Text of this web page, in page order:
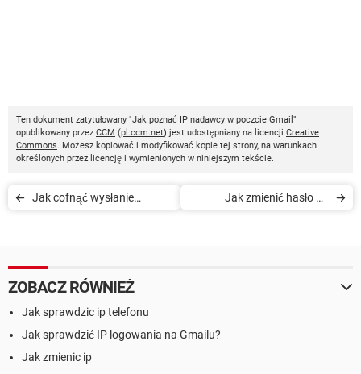
Ten dokument zatytułowany "Jak poznać IP nadawcy w poczcie Gmail"
opublikowany przez CCM (pl.ccm.net) jest udostępniany na licencji Creative
Commons. Możesz kopiować i modyfikować kopie tej strony, na warunkach
określonych przez licencję i wymienionych w niniejszym tekście.
Jak cofnąć wysłanie
Jak zmienić hasło do
ZOBACZ RÓWNIEŻ
Jak sprawdzic ip telefonu
Jak sprawdzić IP logowania na Gmailu?
Jak zmienic ip